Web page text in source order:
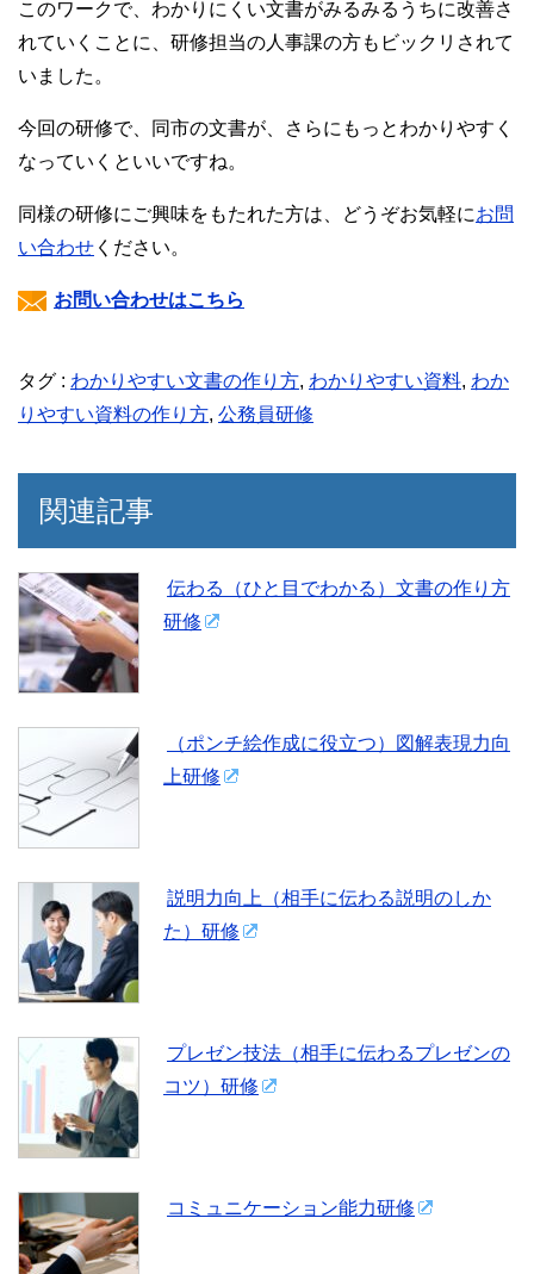
このワークで、わかりにくい文書がみるみるうちに改善さ
れていくことに、研修担当の人事課の方もビックリされて
いました。
今回の研修で、同市の文書が、さらにもっとわかりやすく
なっていくといいですね。
同様の研修にご興味をもたれた方は、どうぞお気軽にお問
い合わせ ください。
お問い合わせはこちら
タグ : わかりやすい文書の作り方, わかりやすい資料, わか
りやすい資料の作り方, 公務員研修
関連記事
伝わる（ひと目でわかる）文書の作り方
研修
（ポンチ絵作成に役立つ）図解表現力向
上研修
説明力向上（相手に伝わる説明のしか
た）研修
プレゼン技法（相手に伝わるプレゼンの
コツ）研修
コミュニケーション能力研修